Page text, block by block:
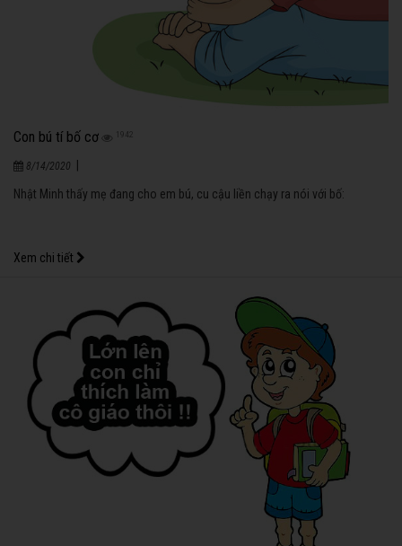
Con bú tí bố cơ 1942
8/14/2020
Nhật Minh thấy mẹ đang cho em bú, cu cậu liền chạy ra nói với bố:
Xem chi tiết